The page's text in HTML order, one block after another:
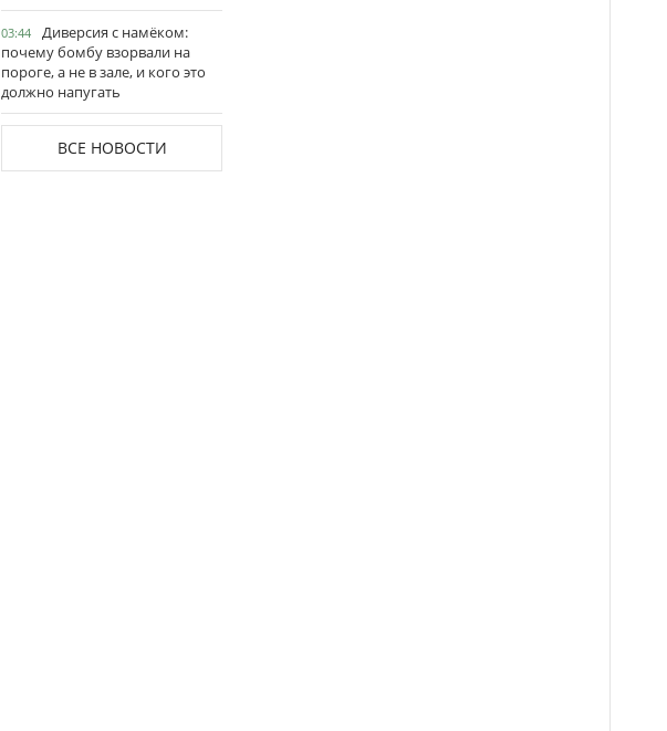
03:44
Диверсия с намёком:
почему бомбу взорвали на
пороге, а не в зале, и кого это
должно напугать
ВСЕ НОВОСТИ